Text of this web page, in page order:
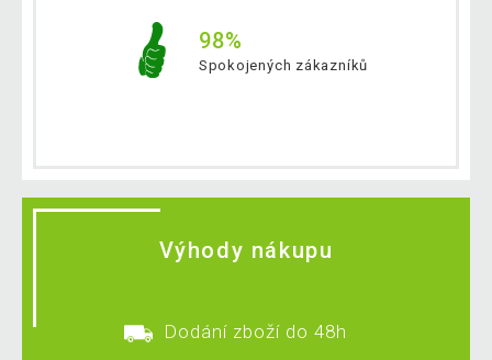
98%
Spokojených zákazníků
Výhody nákupu
Dodání zboží do 48h